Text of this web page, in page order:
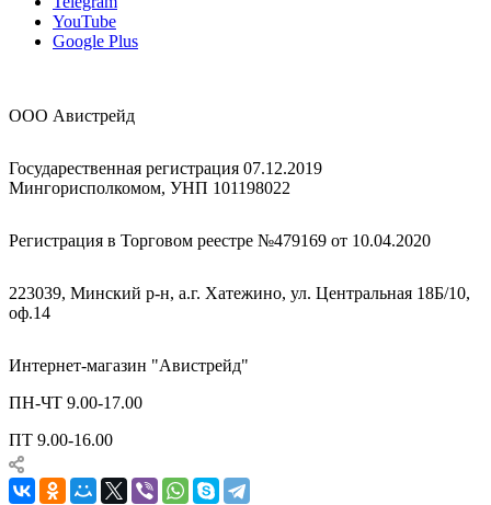
YouTube
Google Plus
ООО Авистрейд
Государественная регистрация 07.12.2019
Мингорисполкомом, УНП 101198022
Регистрация в Торговом реестре №479169 от 10.04.2020
223039, Минский р-н, а.г. Хатежино, ул. Центральная 18Б/10,
оф.14
Интернет-магазин "Авистрейд"
ПН-ЧТ 9.00-17.00
ПТ 9.00-16.00